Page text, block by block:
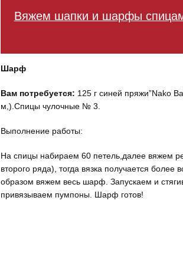
Вяжем шапки и шарфы
Шарф
Вам потребуется: 125 г синей пряжи”Nako
м,).Спицы чулочные № 3.
Выполнение работы:
На спицы набираем 60 петель,далее вяжем
второго ряда), тогда вязка получается
образом вяжем весь шарф. Запускаем и
привязываем пумпоны. Шарф готов!